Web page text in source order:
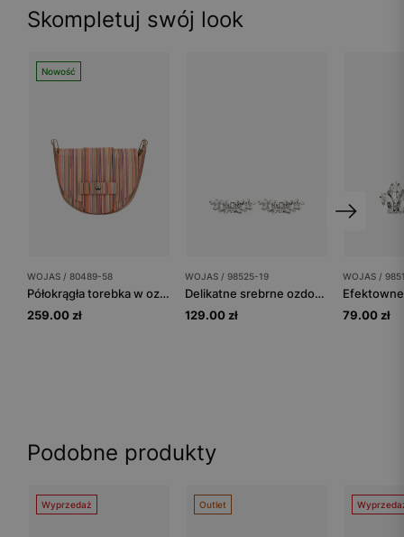
Skompletuj swój look
Nowość
WOJAS / 80489-58
Półokrągła torebka w ozdobne kolorowe paski
259.00 zł
WOJAS / 98525-19
Delikatne srebrne ozdoby do obuwia z kryształkami
129.00 zł
WOJAS /
79.00 zł
Podobne produkty
Wyprzedaż Outlet